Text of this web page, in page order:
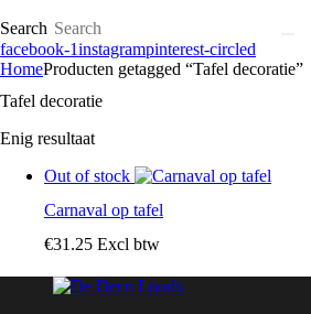
Search
facebook-1instagrampinterest-circled
HomeProducten getagged “Tafel decoratie”
Tafel decoratie
Enig resultaat
Out of stock
Carnaval op tafel
€31 .25 Excl btw